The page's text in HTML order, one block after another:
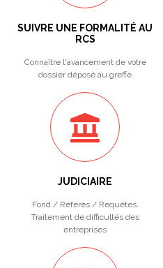
SUIVRE UNE FORMALITÉ AU
RCS
Connaître l'avancement de votre
dossier déposé au greffe
JUDICIAIRE
Fond / Référés / Requêtes.
Traitement de difficultés des
entreprises